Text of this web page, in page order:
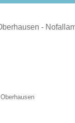
-
Oberhausen